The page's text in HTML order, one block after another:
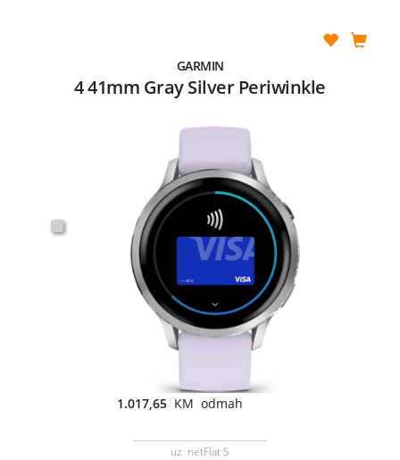
GARMIN
4 41mm Gray Silver Periwinkle
1.017,65 KM odmah
uz netFlat S